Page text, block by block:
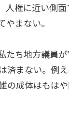
人権に近い側
まない。
たち地方議員
済まない。例
の成体はもは